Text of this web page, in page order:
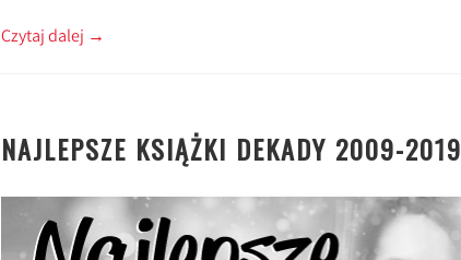
Czytaj dalej →
NAJLEPSZE KSIĄŻKI DEKADY 2009-2019